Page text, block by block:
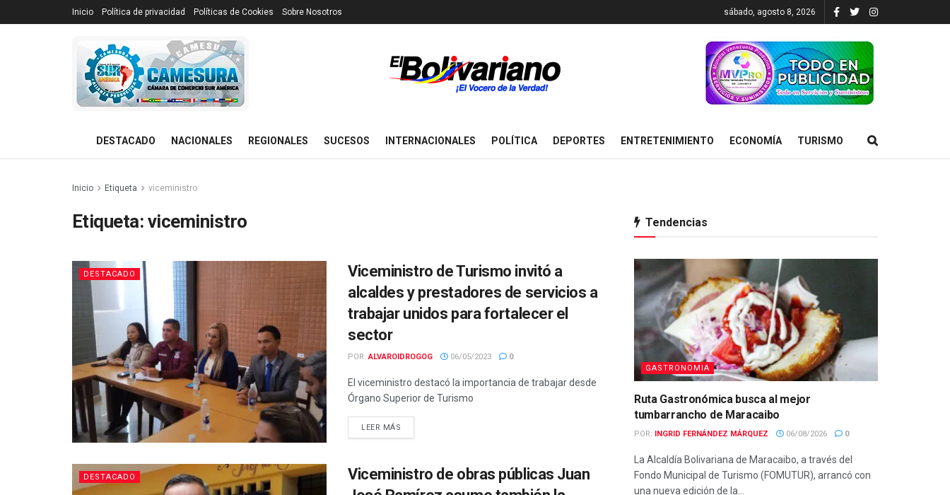
Inicio Política de privacidad Políticas de Cookies Sobre Nosotros sábado, agosto 8, 2026
DESTACADO NACIONALES REGIONALES SUCESOS INTERNACIONALES POLÍTICA DEPORTES ENTRETENIMIENTO ECONOMÍA TURISMO
Inicio Etiqueta viceministro
Etiqueta: viceministro
DESTACADO
Viceministro de Turismo invitó a
alcaldes y prestadores de servicios a
trabajar unidos para fortalecer el
sector
POR:ALVAROIDROGOG 06/05/2023 0
El viceministro destacó la importancia de trabajar desde
Órgano Superior de Turismo
LEER MÁS
DESTACADO
Viceministro de obras públicas Juan
Tendencias
GASTRONOMIA
Ruta Gastronómica busca al mejor
tumbarrancho de Maracaibo
POR: INGRID FERNÁNDEZ MÁRQUEZ 06/08/2026 0
La Alcaldía Bolivariana de Maracaibo, a través del
Fondo Municipal de Turismo (FOMUTUR), arrancó con
una nueva edición de la...